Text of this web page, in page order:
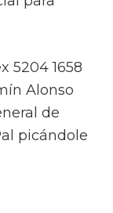
5204 1658
Alonso
de
picándole